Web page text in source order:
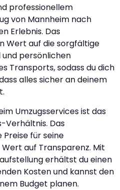
professionellem
von Mannheim nach
Erlebnis. Das
Wert auf die sorgfältige
und persönlichen
Transports, sodass du dich
alles sicher an deinem
Umzugsservices ist das
Verhältnis. Das
für seine
auf Transparenz. Mit
erhältst du einen
Kosten und kannst den
Budget planen.